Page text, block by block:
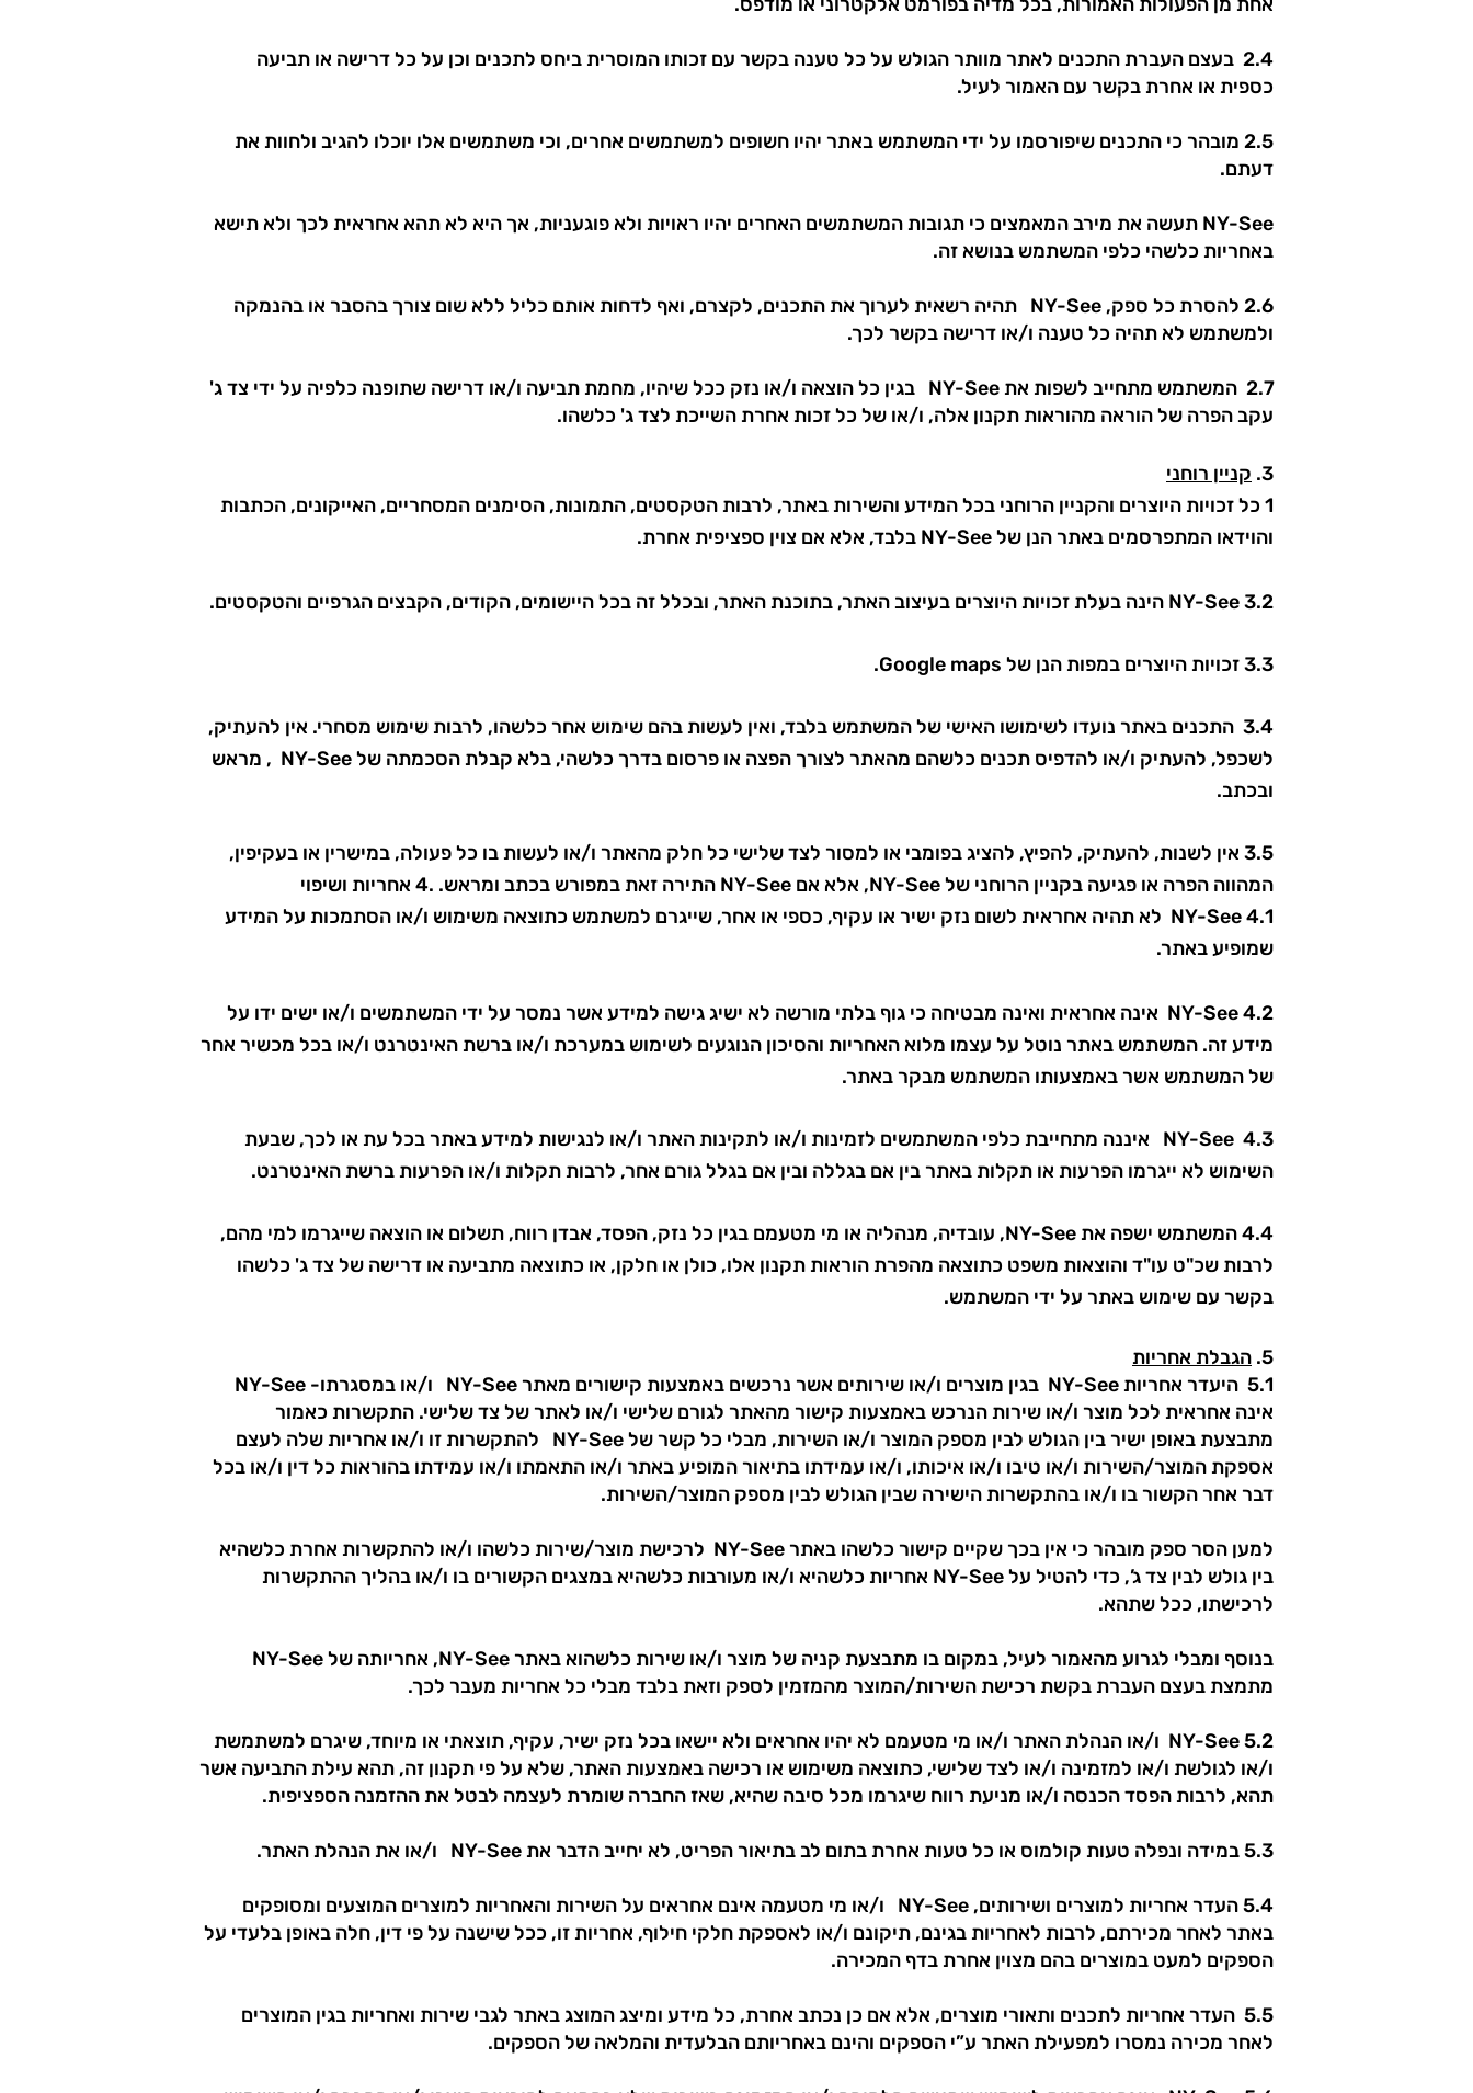
2.4 בעצם העברת התכנים לאתר מוותר הגולש על כל טענה בקשר עם זכותו המוסרית ביחס לתכנים וכן על כל דרישה או תביעה
כספית או אחרת בקשר עם האמור לעיל.
2.5 מובהר כי התכנים שיפורסמו על ידי המשתמש באתר יהיו חשופים למשתמשים אחרים, וכי משתמשים אלו יוכלו להגיב ולחוות את
דעתם.
NY-See תעשה את מירב המאמצים כי תגובות המשתמשים האחרים יהיו ראויות ולא פוגעניות, אך היא לא תהא אחראית לכך ולא תישא
באחריות כלשהי כלפי המשתמש בנושא זה.
2.6 להסרת כל ספק, NY-See תהיה רשאית לערוך את התכנים, לקצרם, ואף לדחות אותם כליל ללא שום צורך בהסבר או בהנמקה
ולמשתמש לא תהיה כל טענה ו/או דרישה בקשר לכך.
2.7 המשתמש מתחייב לשפות את NY-See בגין כל הוצאה ו/או נזק ככל שיהיו, מחמת תביעה ו/או דרישה שתופנה כלפיה על ידי צד ג'
עקב הפרה של הוראה מהוראות תקנון אלה, ו/או של כל זכות אחרת השייכת לצד ג' כלשהו.
3. קניין רוחני
1 כל זכויות היוצרים והקניין הרוחני בכל המידע והשירות באתר, לרבות הטקסטים, התמונות, הסימנים המסחריים, האייקונים, הכתבות
והוידאו המתפרסמים באתר הנן של NY-See בלבד, אלא אם צוין ספציפית אחרת.
3.2 NY-See הינה בעלת זכויות היוצרים בעיצוב האתר, בתוכנת האתר, ובכלל זה בכל היישומים, הקודים, הקבצים הגרפיים והטקסטים.
3.3 זכויות היוצרים במפות הנן של Google maps.
3.4 התכנים באתר נועדו לשימושו האישי של המשתמש בלבד, ואין לעשות בהם שימוש אחר כלשהו, לרבות שימוש מסחרי. אין להעתיק,
לשכפל, להעתיק ו/או להדפיס תכנים כלשהם מהאתר לצורך הפצה או פרסום בדרך כלשהי, בלא קבלת הסכמתה של NY-See , מראש
ובכתב.
3.5 אין לשנות, להעתיק, להפיץ, להציג בפומבי או למסור לצד שלישי כל חלק מהאתר ו/או לעשות בו כל פעולה, במישרין או בעקיפין,
המהווה הפרה או פגיעה בקניין הרוחני של NY-See, אלא אם NY-See התירה זאת במפורש בכתב ומראש. .4 אחריות ושיפוי
4.1 NY-See לא תהיה אחראית לשום נזק ישיר או עקיף, כספי או אחר, שייגרם למשתמש כתוצאה משימוש ו/או הסתמכות על המידע
שמופיע באתר.
4.2 NY-See אינה אחראית ואינה מבטיחה כי גוף בלתי מורשה לא ישיג גישה למידע אשר נמסר על ידי המשתמשים ו/או ישים ידו על
מידע זה. המשתמש באתר נוטל על עצמו מלוא האחריות והסיכון הנוגעים לשימוש במערכת ו/או ברשת האינטרנט ו/או בכל מכשיר אחר
של המשתמש אשר באמצעותו המשתמש מבקר באתר.
4.3 NY-See איננה מתחייבת כלפי המשתמשים לזמינות ו/או לתקינות האתר ו/או לנגישות למידע באתר בכל עת או לכך, שבעת
השימוש לא ייגרמו הפרעות או תקלות באתר בין אם בגללה ובין אם בגלל גורם אחר, לרבות תקלות ו/או הפרעות ברשת האינטרנט.
4.4 המשתמש ישפה את NY-See, עובדיה, מנהליה או מי מטעמם בגין כל נזק, הפסד, אבדן רווח, תשלום או הוצאה שייגרמו למי מהם,
לרבות שכ"ט עו"ד והוצאות משפט כתוצאה מהפרת הוראות תקנון אלו, כולן או חלקן, או כתוצאה מתביעה או דרישה של צד ג' כלשהו
בקשר עם שימוש באתר על ידי המשתמש.
5. הגבלת אחריות
אינה אחראית לכל מוצר ו/או שירות הנרכש באמצעות קישור מהאתר לגורם שלישי ו/או לאתר של צד שלישי. התקשרות כאמור
מתבצעת באופן ישיר בין הגולש לבין מספק המוצר ו/או השירות, מבלי כל קשר של NY-See להתקשרות זו ו/או אחריות שלה לעצם
אספקת המוצר/השירות ו/או טיבו ו/או איכותו, ו/או עמידתו בתיאור המופיע באתר ו/או התאמתו ו/או עמידתו בהוראות כל דין ו/או בכל
דבר אחר הקשור בו ו/או בהתקשרות הישירה שבין הגולש לבין מספק המוצר/השירות.
למען הסר ספק מובהר כי אין בכך שקיים קישור כלשהו באתר NY-See לרכישת מוצר/שירות כלשהו ו/או להתקשרות אחרת כלשהיא
בין גולש לבין צד ג’, כדי להטיל על NY-See אחריות כלשהיא ו/או מעורבות כלשהיא במצגים הקשורים בו ו/או בהליך ההתקשרות
לרכישתו, ככל שתהא.
מתמצת בעצם העברת בקשת רכישת השירות/המוצר מהמזמין לספק וזאת בלבד מבלי כל אחריות מעבר לכך.
5.2 NY-See ו/או הנהלת האתר ו/או מי מטעמם לא יהיו אחראים ולא יישאו בכל נזק ישיר, עקיף, תוצאתי או מיוחד, שיגרם למשתמשת
ו/או לגולשת ו/או למזמינה ו/או לצד שלישי, כתוצאה משימוש או רכישה באמצעות האתר, שלא על פי תקנון זה, תהא עילת התביעה אשר
תהא, לרבות הפסד הכנסה ו/או מניעת רווח שיגרמו מכל סיבה שהיא, שאז החברה שומרת לעצמה לבטל את ההזמנה הספציפית.
5.3 במידה ונפלה טעות קולמוס או כל טעות אחרת בתום לב בתיאור הפריט, לא יחייב הדבר את NY-See ו/או את הנהלת האתר.
5.4 העדר אחריות למוצרים ושירותים, NY-See ו/או מי מטעמה אינם אחראים על השירות והאחריות למוצרים המוצעים ומסופקים
באתר לאחר מכירתם, לרבות לאחריות בגינם, תיקונם ו/או לאספקת חלקי חילוף, אחריות זו, ככל שישנה על פי דין, חלה באופן בלעדי על
הספקים למעט במוצרים בהם מצוין אחרת בדף המכירה.
5.5 העדר אחריות לתכנים ותאורי מוצרים, אלא אם כן נכתב אחרת, כל מידע ומיצג המוצג באתר לגבי שירות ואחריות בגין המוצרים
לאחר מכירה נמסרו למפעילת האתר ע”י הספקים והינם באחריותם הבלעדית והמלאה של הספקים.